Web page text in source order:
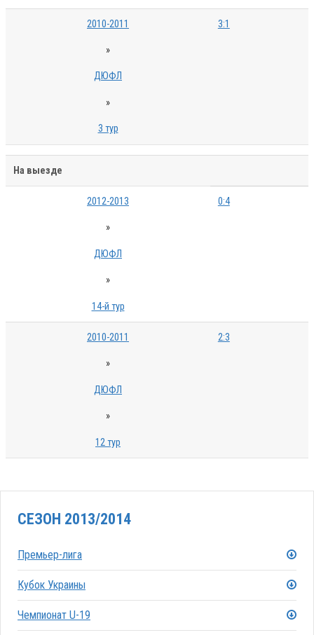
2010-2011
»
ДЮФЛ
»
3 тур
3:1
На выезде
2012-2013
»
ДЮФЛ
»
14-й тур
0:4
2010-2011
»
ДЮФЛ
»
12 тур
2:3
СЕЗОН 2013/2014
Премьер-лига
Кубок Украины
Чемпионат U-19